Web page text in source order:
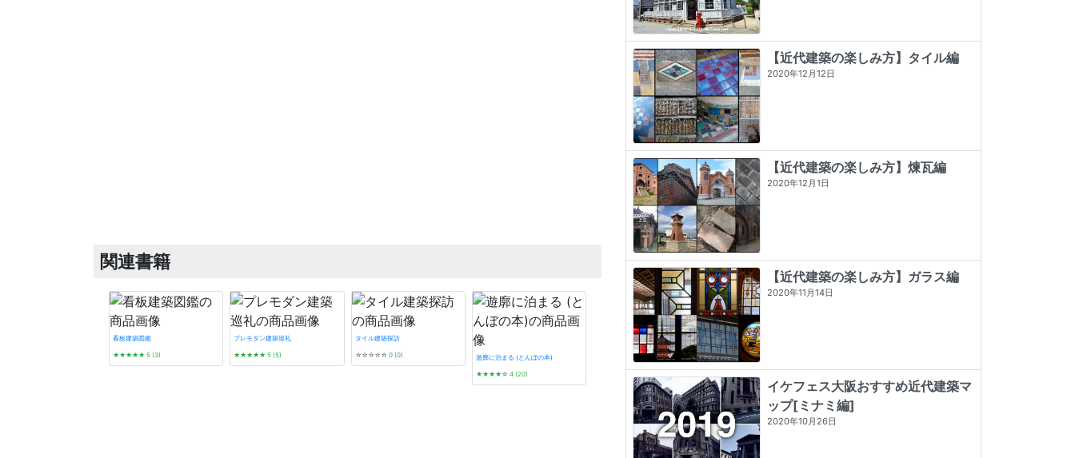
関連書籍
看板建築図鑑
★★★★★ 5 (3)
プレモダン建築巡礼
★★★★★ 5 (5)
タイル建築探訪
☆☆☆☆☆ 0 (0) 遊廓に泊まる (とんぼの本)
★★★★☆ 4 (20)
昭和モダン建築巡礼 完全版1945-64
5 (2)
東京店構え マテウシュ・ウルバノヴ
ィチ作品集
★★★★★5 (84)
神戸・大阪・京都レトロ建築さんぽ
【近代建築の楽しみ方】タイル編
2020年12月12日
【近代建築の楽しみ方】煉瓦編
2020年12月1日
【近代建築の楽しみ方】ガラス編
2020年11月14日
イケフェス大阪おすすめ近代建築マ
ップ[ミナミ編]
2020年10月26日